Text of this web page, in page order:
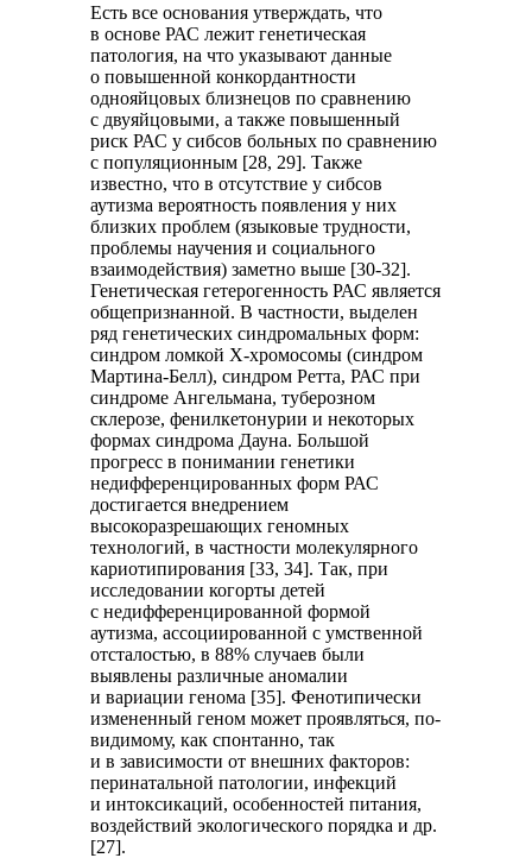
Есть все основания утверждать, что
в основе РАС лежит генетическая
патология, на что указывают данные
о повышенной конкордантности
однояйцовых близнецов по сравнению
с двуяйцовыми, а также повышенный
риск РАС у сибсов больных по сравнению
с популяционным [28, 29]. Также
известно, что в отсутствие у сибсов
аутизма вероятность появления у них
близких проблем (языковые трудности,
проблемы научения и социального
взаимодействия) заметно выше [30-32].
Генетическая гетерогенность РАС является
общепризнанной. В частности, выделен
ряд генетических синдромальных форм:
синдром ломкой Х-хромосомы (синдром
Мартина-Белл), синдром Ретта, РАС при
синдроме Ангельмана, туберозном
склерозе, фенилкетонурии и некоторых
формах синдрома Дауна. Большой
прогресс в понимании генетики
недифференцированных форм РАС
достигается внедрением
высокоразрешающих геномных
технологий, в частности молекулярного
кариотипирования [33, 34]. Так, при
исследовании когорты детей
с недифференцированной формой
аутизма, ассоциированной с умственной
отсталостью, в 88% случаев были
выявлены различные аномалии
и вариации генома [35]. Фенотипически
измененный геном может проявляться, по-
видимому, как спонтанно, так
и в зависимости от внешних факторов:
перинатальной патологии, инфекций
и интоксикаций, особенностей питания,
воздействий экологического порядка и др.
[27].